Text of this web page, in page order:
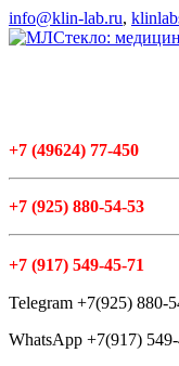
info@klin-lab.ru,
+7 (49624) 77-450
+7 (925) 880-54-53
+7 (917) 549-45-71
Telegram +7(925) 880-
WhatsApp +7(917) 549-